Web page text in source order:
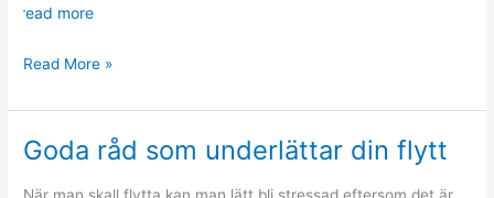
read more
Innan
är
att
Read More »
Goda råd som underlättar din flytt
När man skall flytta kan man lätt bli stressad eftersom det är